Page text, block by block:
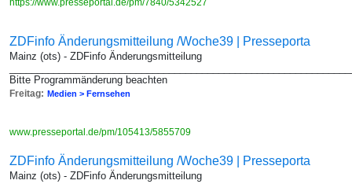
https://www.presseportal.de/pm/7840/5342527
ZDFinfo Änderungsmitteilung /Woche39 | Presseporta
Mainz (ots) - ZDFinfo Änderungsmitteilung
Bitte Programmänderung beachten
Freitag: Medien > Fernsehen
www.presseportal.de/pm/105413/5855709
ZDFinfo Änderungsmitteilung /Woche39 | Presseporta
Mainz (ots) - ZDFinfo Änderungsmitteilung